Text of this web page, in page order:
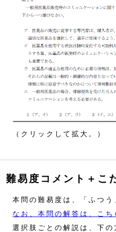
（クリックして拡大。）
難易度コメント＋こ
本問の難易度は、「ふつう
なお、本問の解答は、こち
選択肢ごとの解説は、下の